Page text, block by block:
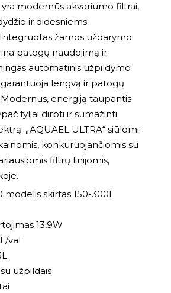
yra modernūs akvariumo filtrai,
ir didesniems
žarnos uždarymo
patogų naudojimą ir
automatinis užpildymo
lengvą ir patogų
energiją taupantis
tyliai dirbti ir sumažinti
„AQUAEL ULTRA“ siūlomi
konkuruojančiomis su
filtrų linijomis,
modelis skirtas 150-300L
13,9W
val
užpildais